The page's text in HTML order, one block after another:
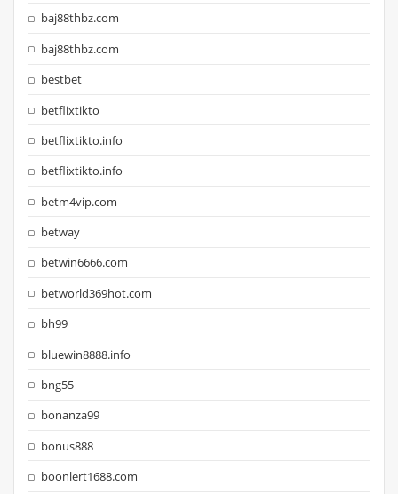
baj88thbz.com
baj88thbz.com
bestbet
betflixtikto
betflixtikto.info
betflixtikto.info
betm4vip.com
betway
betwin6666.com
betworld369hot.com
bh99
bluewin8888.info
bng55
bonanza99
bonus888
boonlert1688.com